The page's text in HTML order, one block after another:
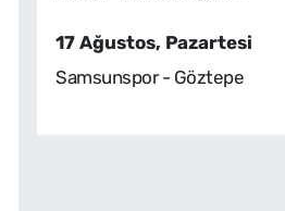
17 Ağustos, Pazartesi
Samsunspor - Göztepe